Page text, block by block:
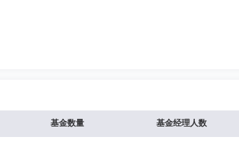
基金数量 基金经理人数